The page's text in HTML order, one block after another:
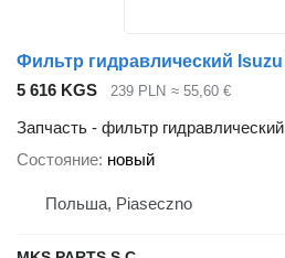
5 616 KGS 239 PLN ≈ 55,60 €
Запчасть - фильтр гидравлический
Состояние новый
Польша, Piaseczno